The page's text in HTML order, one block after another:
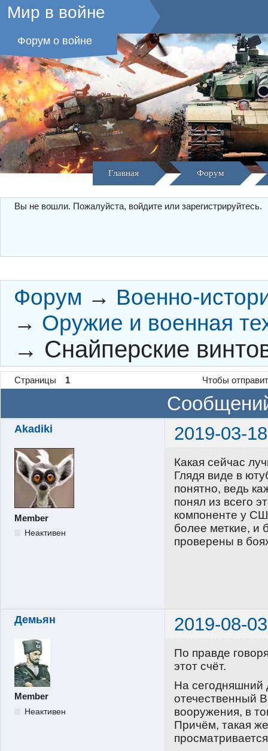
Мир в войне
Форум о войне
Главная Форум
Вы не вошли. Пожалуйста, войдите или зарегистрируйтесь.
Форум → Военно-
→ Оружие и военная
→ Снайперские
Страницы 1 Чтобы
Akadiki 2019-03-
Member
Неактивен
Какая сейчас
Глядя виде в
понятно, ведь
понял из всего
компоненте у
более меткие, и
проверены в
Демьян 2019-08-
Member
Неактивен
По правде
этот счёт.
На сегодняшний
отечественный
вооружения, в
Причём, такая